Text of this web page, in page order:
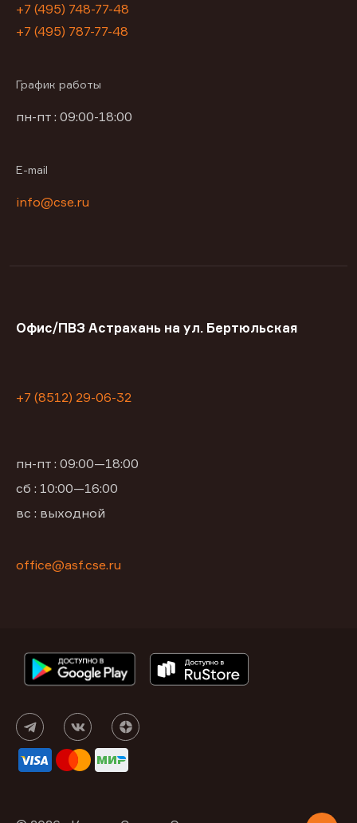
+7 (495) 748-77-48
+7 (495) 787-77-48
График работы
пн-пт : 09:00-18:00
E-mail
info@cse.ru
Офис/ПВЗ Астрахань на ул. Бертюльская
+7 (8512) 29-06-32
пн-пт : 09:00—18:00
сб : 10:00—16:00
вс : выходной
office@asf.cse.ru